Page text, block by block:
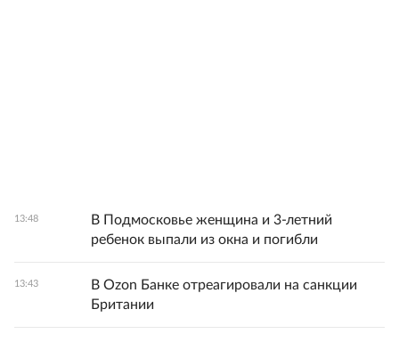
13:48
В Подмосковье женщина и 3-летний
ребенок выпали из окна и погибли
13:43
В Ozon Банке отреагировали на санкции
Британии